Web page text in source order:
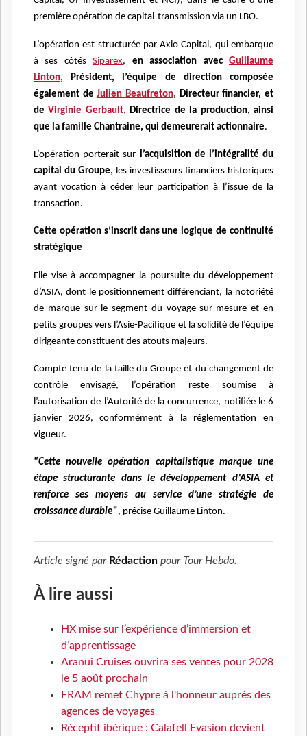
première opération de capital-transmission via un LBO.
L’opération est structurée par Axio Capital, qui embarque
à ses côtésSiparex, en association avecGuillaume
Linton, Président, l’équipe de direction composée
également deJulien Beaufreton, Directeur financier, et
deVirginie Gerbault, Directrice de la production, ainsi
que la famille Chantraine, qui demeurerait actionnaire.
L’opération porterait sur
l’acquisition de l’intégralité du
capital du Groupe, les investisseurs financiers historiques
ayant vocation à céder leur participation à l’issue de la
transaction.
Cette opération s’inscrit dans une logique de continuité
stratégique
Elle vise à accompagner la poursuite du développement
d’ASIA, dont le positionnement différenciant, la notoriété
de marque sur le segment du voyage sur-mesure et en
petits groupes vers l’Asie-Pacifique et la solidité de l’équipe
dirigeante constituent des atouts majeurs.
Compte tenu de la taille du Groupe et du changement de
contrôle envisagé, l’opération reste soumise à
l’autorisation de l’Autorité de la concurrence, notifiée le 6
janvier 2026, conformément à la réglementation en
vigueur.
"Cette nouvelle opération capitalistique marque une
étape structurante dans le développement d’ASIA et
renforce ses moyens au service d’une stratégie de
croissance durable", précise Guillaume Linton.
Article signé par Rédaction pour Tour Hebdo.
À lire aussi
HX mise sur l’expérience d’immersion et
d’apprentissage
Aranui Cruises ouvrira ses ventes pour 2028
le 5 août prochain
FRAM remet Chypre à l'honneur auprès des
agences de voyages
Réceptif ibérique : Calafell Evasion devient